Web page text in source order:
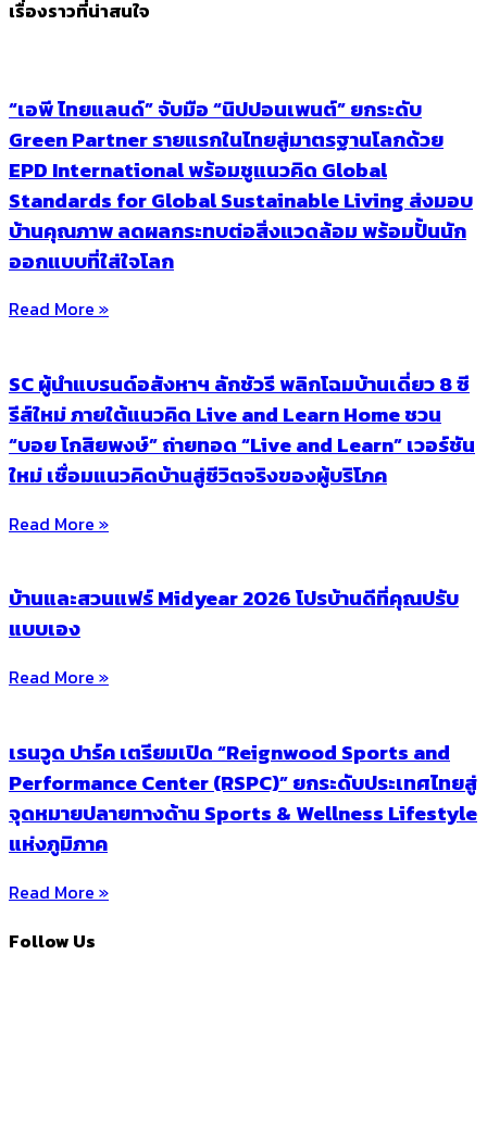
เรื่องราวที่น่าสนใจ
“เอพี ไทยแลนด์” จับมือ “นิปปอนเพนต์” ยกระดับ
Green Partner รายแรกในไทยสู่มาตรฐานโลกด้วย
EPD International พร้อมชูแนวคิด Global
Standards for Global Sustainable Living ส่งมอบ
บ้านคุณภาพ ลดผลกระทบต่อสิ่งแวดล้อม พร้อมปั้นนัก
ออกแบบที่ใส่ใจโลก
Read More »
SC ผู้นำแบรนด์อสังหาฯ ลักชัวรี พลิกโฉมบ้านเดี่ยว 8 ซี
รีส์ใหม่ ภายใต้แนวคิด Live and Learn Home ชวน
“บอย โกสิยพงษ์” ถ่ายทอด “Live and Learn” เวอร์ชัน
ใหม่ เชื่อมแนวคิดบ้านสู่ชีวิตจริงของผู้บริโภค
Read More »
บ้านและสวนแฟร์ Midyear 2026 โปรบ้านดีที่คุณปรับ
แบบเอง
Read More »
เรนวูด ปาร์ค เตรียมเปิด “Reignwood Sports and
Performance Center (RSPC)” ยกระดับประเทศไทยสู่
จุดหมายปลายทางด้าน Sports & Wellness Lifestyle
แห่งภูมิภาค
Read More »
Follow Us